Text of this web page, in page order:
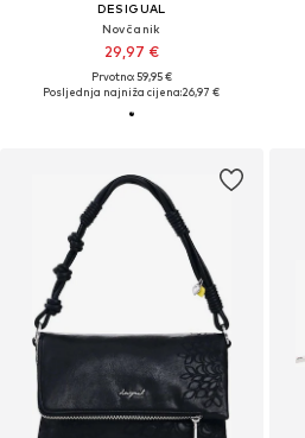
DESIGUAL
Novčanik
29,97 €
Prvotno: 59,95 €
Posljednja najniža cijena:26,97 €